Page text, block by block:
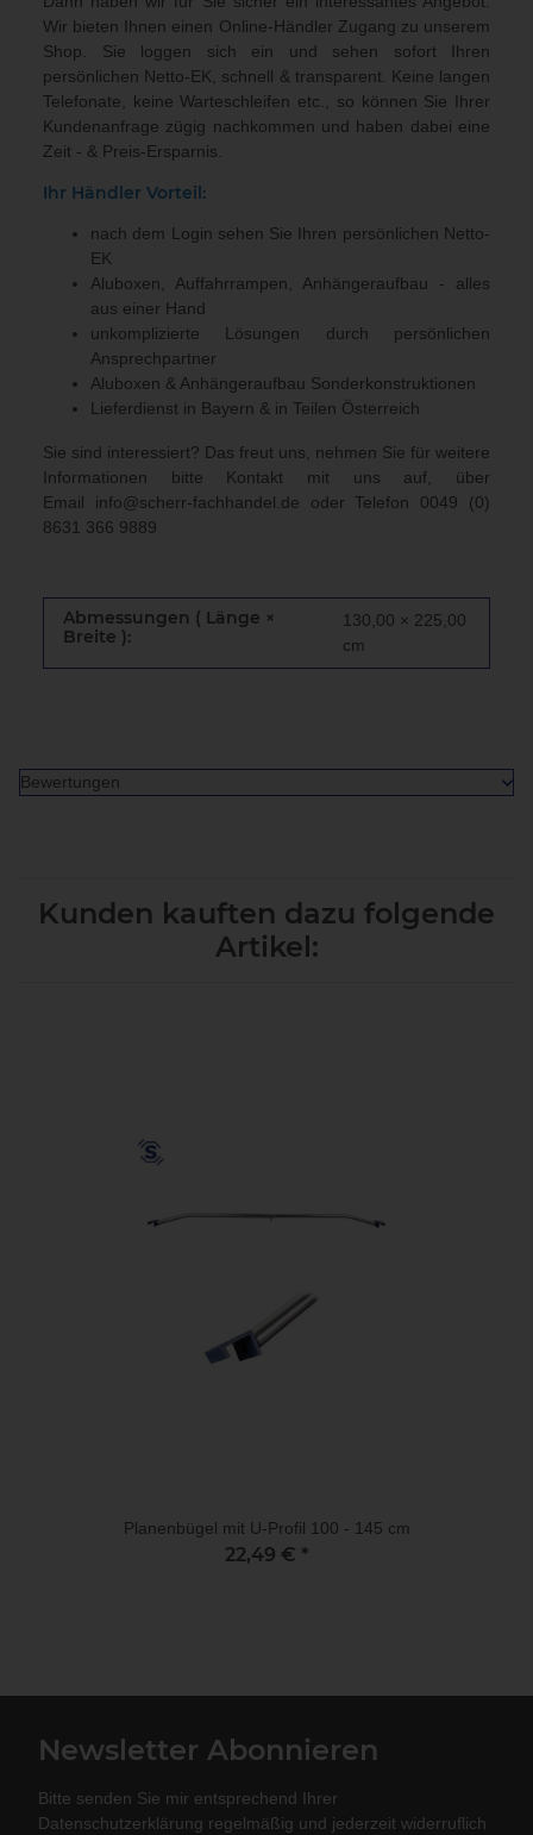
Wir bieten Ihnen einen Online-Händler Zugang zu unserem
Shop. Sie loggen sich ein und sehen sofort Ihren
persönlichen Netto-EK, schnell & transparent. Keine langen
Telefonate, keine Warteschleifen etc., so können Sie Ihrer
Kundenanfrage zügig nachkommen und haben dabei eine
Zeit - & Preis-Ersparnis.
Ihr Händler Vorteil:
nach dem Login sehen Sie Ihren persönlichen Netto-
EK
Aluboxen, Auffahrrampen, Anhängeraufbau - alles
aus einer Hand
unkomplizierte Lösungen durch persönlichen
Ansprechpartner
Aluboxen & Anhängeraufbau Sonderkonstruktionen
Lieferdienst in Bayern & in Teilen Österreich
Sie sind interessiert? Das freut uns, nehmen Sie für weitere
Informationen bitte Kontakt mit uns auf, über
Email
info@scherr-fachhandel.de oder Telefon
0049 (0)
8631 366 9889
Abmessungen ( Länge ×
Breite ):
130,00 × 225,00
cm
Bewertungen
Kunden kauften dazu folgende
Artikel:
Planenbügel mit U-Profil 100 - 145 cm
22,49 € *
Newsletter Abonnieren
Bitte senden Sie mir entsprechend Ihrer
Datenschutzerklärung regelmäßig und jederzeit widerruflich